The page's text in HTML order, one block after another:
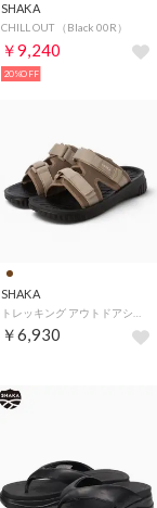
SHAKA
CHILL OUT （Black 00R）
￥9,240
20%OFF
SHAKA
￥6,930